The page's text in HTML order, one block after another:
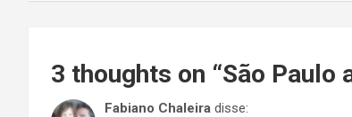
3 thoughts on “São Paulo
Fabiano Chaleira disse: